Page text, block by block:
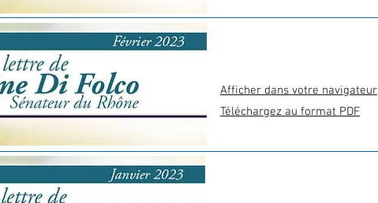
Afficher dans votre navigateur
Téléchargez au format PDF